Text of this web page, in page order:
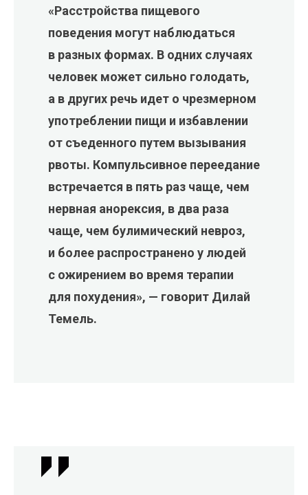
«Расстройства пищевого
поведения могут наблюдаться
в разных формах. В одних случаях
человек может сильно голодать,
а в других речь идет о чрезмерном
употреблении пищи и избавлении
от съеденного путем вызывания
рвоты. Компульсивное переедание
встречается в пять раз чаще, чем
нервная анорексия, в два раза
чаще, чем булимический невроз,
и более распространено у людей
с ожирением во время терапии
для похудения», — говорит Дилай
Темель.